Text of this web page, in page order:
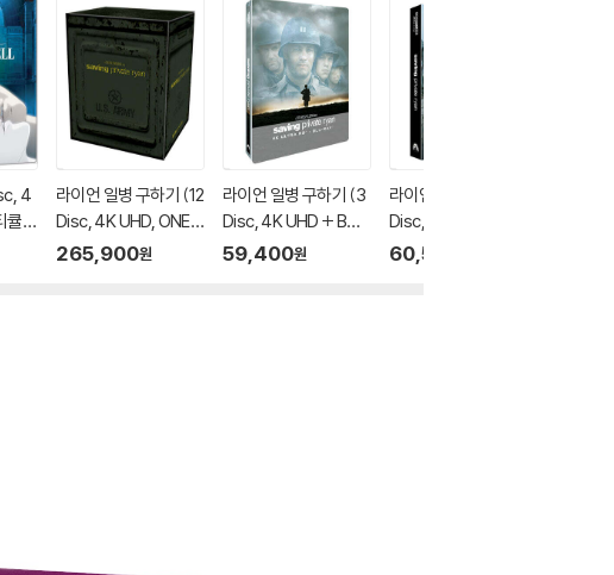
4
큘러
라이언 일병 구하기 (12
Disc, 4K UHD, ONE C
LICK BOX 스틸북 한정
265,900원
라이언 일병 구하기 (3
Disc, 4K UHD + BD
+ Bonus BD, 쿼터슬
59,400원
라이언 일병 구하기 (3
Disc, 4K UHD + BD
+ Bonus BD, 렌티큘
60,500